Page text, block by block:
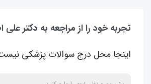
تجربه خود را از مراجعه به دکتر
اینجا محل درج سوالات پزشکی